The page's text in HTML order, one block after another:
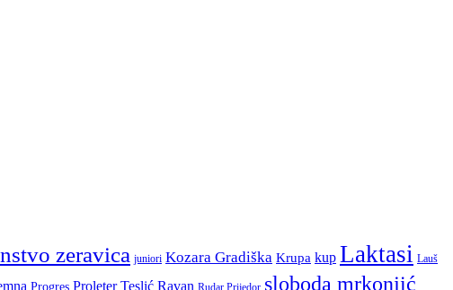
zeravica juniori Kozara Gradiška Krupa kup Laktasi Lauš
Progres Proleter Teslić Ravan Rudar Prijedor sloboda mrkonjić